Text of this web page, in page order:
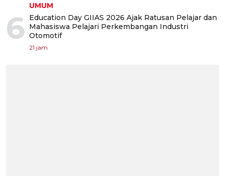
6
UMUM
Education Day GIIAS 2026 Ajak Ratusan Pelajar dan
Mahasiswa Pelajari Perkembangan Industri
Otomotif
21 jam